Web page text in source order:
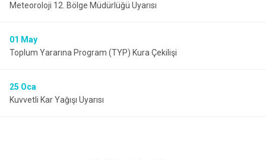
Meteoroloji 12. Bölge Müdürlüğü Uyarısı
01 May
Toplum Yararına Program (TYP) Kura Çekilişi
25 Oca
Kuvvetli Kar Yağışı Uyarısı